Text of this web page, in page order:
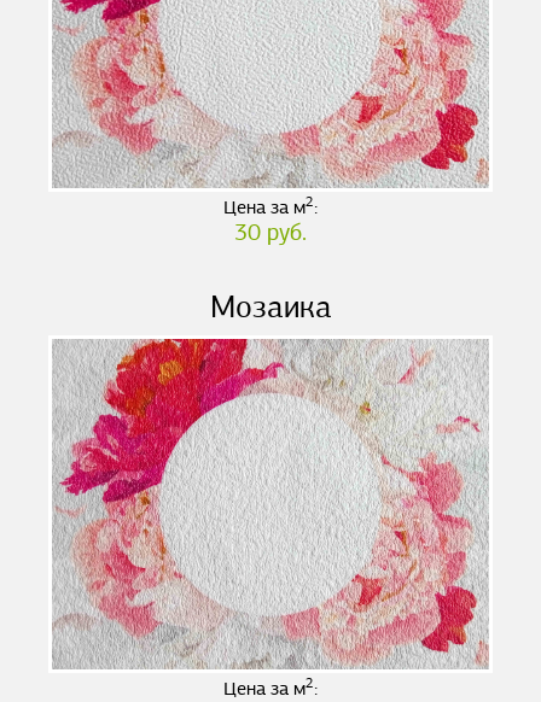
Цена за м2:
30 руб.
Мозаика
Цена за м2: